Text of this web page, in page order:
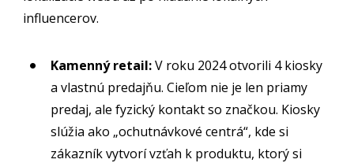
influencerov.
Kamenný retail:V roku 2024 otvorili 4 kiosky
a vlastnú predajňu. Cieľom nie je len priamy
predaj, ale fyzický kontakt so značkou. Kiosky
slúžia ako „ochutnávkové centrá“, kde si
zákazník vytvorí vzťah k produktu, ktorý si